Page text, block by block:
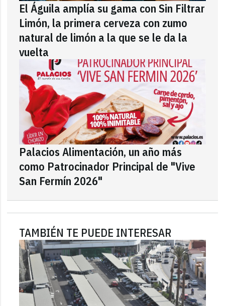
El Águila amplía su gama con Sin Filtrar
Limón, la primera cerveza con zumo
natural de limón a la que se le da la
vuelta
Palacios Alimentación, un año más
como Patrocinador Principal de "Vive
San Fermín 2026"
TAMBIÉN TE PUEDE INTERESAR